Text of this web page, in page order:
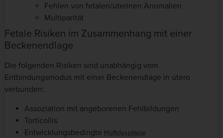
Fehlen von fetalen/uterinen Anomalien
Multiparität
Fetale Risiken im Zusammenhang mit einer
Beckenendlage
Die folgenden Risiken sind unabhängig vom
Entbindungsmodus mit einer Beckenendlage in utero
verbunden:
Assoziation mit angeborenen Fehlbildungen
Torticollis
Entwicklungsbedingte Hüftdysplasie